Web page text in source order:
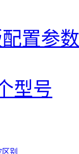
置参数
型号
别